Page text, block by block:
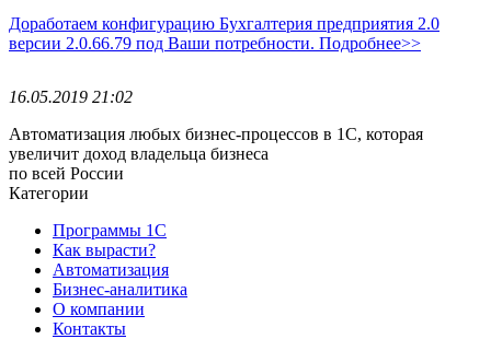
Доработаем конфигурацию Бухгалтерия предприятия 2.0
версии 2.0.66.79 под Ваши потребности. Подробнее>>
16.05.2019 21:02
Автоматизация любых бизнес-процессов в 1С, которая
увеличит доход владельца бизнеса
по всей России
Категории
Программы 1С
Как вырасти?
Автоматизация
Бизнес-аналитика
О компании
Контакты